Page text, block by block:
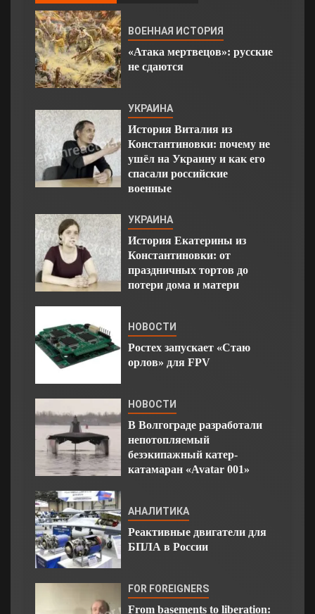
ВОЕННАЯ ИСТОРИЯ
«Атака мертвецов»: русские
не сдаются
УКРАИНА
История Виталия из
Константиновки: почему не
ушёл на Украину и как его
спасали российские
военные
УКРАИНА
История Екатерины из
Константиновки: от
праздничных тортов до
потери дома и матери
НОВОСТИ
Ростех запускает «Стаю
орлов» для FPV
НОВОСТИ
В Волгограде разработали
непотопляемый
безэкипажный катер-
катамаран «Avatar 001»
АНАЛИТИКА
Реактивные двигатели для
БПЛА в России
FOR FOREIGNERS
From basements to liberation: